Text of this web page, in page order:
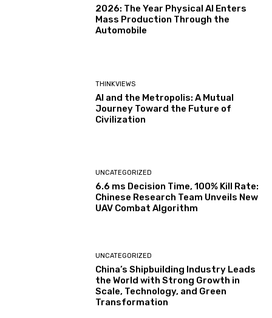
2026: The Year Physical AI Enters
Mass Production Through the
Automobile
THINKVIEWS
AI and the Metropolis: A Mutual
Journey Toward the Future of
Civilization
UNCATEGORIZED
6.6 ms Decision Time, 100% Kill Rate:
Chinese Research Team Unveils New
UAV Combat Algorithm
UNCATEGORIZED
China’s Shipbuilding Industry Leads
the World with Strong Growth in
Scale, Technology, and Green
Transformation